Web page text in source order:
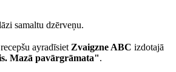
samaltu dzērveņu.
ayradīsiet Zvaigzne ABC izdotajā
Mazā pavārgrāmata".